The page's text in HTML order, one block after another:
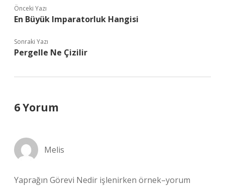
Önceki Yazı
En Büyük Imparatorluk Hangisi
Sonraki Yazı
Pergelle Ne Çizilir
6 Yorum
Melis
Yaprağın Görevi Nedir işlenirken örnek–yorum